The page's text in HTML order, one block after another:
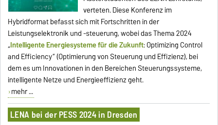
verteten. Diese Konferenz im
Hybridformat befasst sich mit Fortschritten in der
Leistungselektronik und -steuerung, wobei das Thema 2024
„Intelligente Energiesysteme für die Zukunft: Optimizing Control
and Efficiency“ (Optimierung von Steuerung und Effizienz), bei
dem es um Innovationen in den Bereichen Steuerungssysteme,
intelligente Netze und Energieeffizienz geht.
mehr ...
LENA bei der PESS 2024 in Dresden